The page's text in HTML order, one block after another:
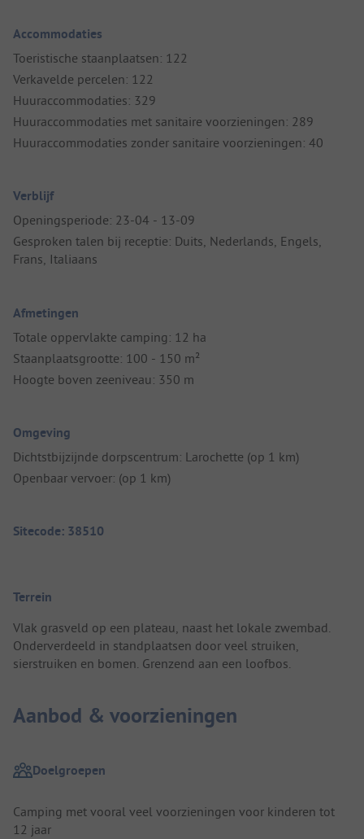
Accommodaties
Toeristische staanplaatsen: 122
Verkavelde percelen: 122
Huuraccommodaties: 329
Huuraccommodaties met sanitaire voorzieningen: 289
Huuraccommodaties zonder sanitaire voorzieningen: 40
Verblijf
Openingsperiode: 23-04 - 13-09
Gesproken talen bij receptie: Duits, Nederlands, Engels,
Frans, Italiaans
Afmetingen
Totale oppervlakte camping: 12 ha
Staanplaatsgrootte: 100 - 150 m²
Hoogte boven zeeniveau: 350 m
Omgeving
Dichtstbijzijnde dorpscentrum: Larochette (op 1 km)
Openbaar vervoer: (op 1 km)
Sitecode: 38510
Terrein
Vlak grasveld op een plateau, naast het lokale zwembad.
Onderverdeeld in standplaatsen door veel struiken,
sierstruiken en bomen. Grenzend aan een loofbos.
Aanbod & voorzieningen
Doelgroepen
Camping met vooral veel voorzieningen voor kinderen tot
12 jaar